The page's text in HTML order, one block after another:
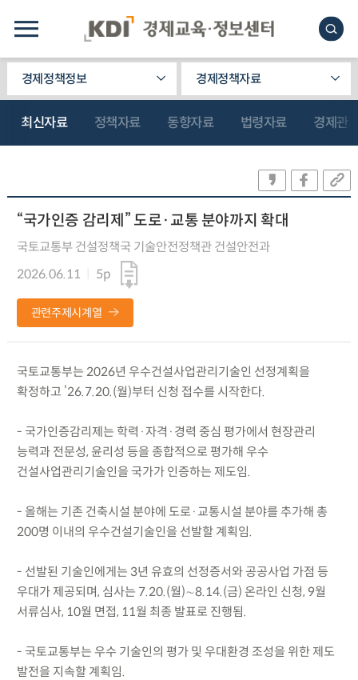
경제정책정보 경제정책자료
최신자료 정책자료 동향자료 법령자료 경제관
“국가인증 감리제” 도로·교통 분야까지 확대
국토교통부 건설정책국 기술안전정책관 건설안전과
2026.06.11
5p
관련주제시계열
국토교통부는 2026년 우수건설사업관리기술인 선정계획을
확정하고 ’26.7.20.(월)부터 신청 접수를 시작한다.
- 국가인증감리제는 학력·자격·경력 중심 평가에서 현장관리
능력과 전문성, 윤리성 등을 종합적으로 평가해 우수
건설사업관리기술인을 국가가 인증하는 제도임.
- 올해는 기존 건축시설 분야에 도로·교통시설 분야를 추가해 총
200명 이내의 우수건설기술인을 선발할 계획임.
- 선발된 기술인에게는 3년 유효의 선정증서와 공공사업 가점 등
우대가 제공되며, 심사는 7.20.(월)∼8.14.(금) 온라인 신청, 9월
서류심사, 10월 면접, 11월 최종 발표로 진행됨.
- 국토교통부는 우수 기술인의 평가 및 우대환경 조성을 위한 제도
발전을 지속할 계획임.